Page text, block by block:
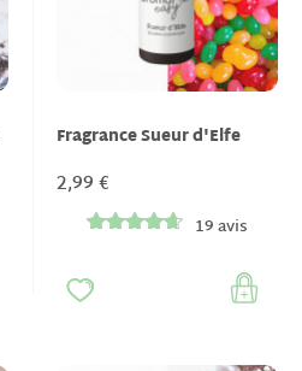
Fragrance Sueur d'Elfe
2,99 €
19 avis